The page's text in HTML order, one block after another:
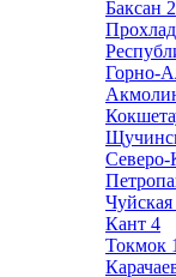
Баксан 2
Горно-
Северо-
Чуйская
Кант 4
Токмок 1